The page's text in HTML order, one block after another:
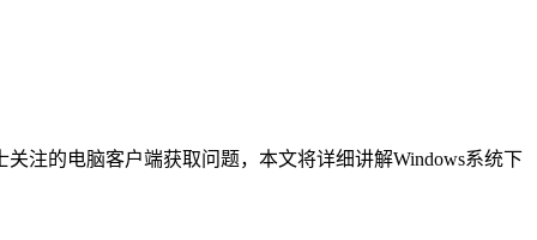
注的电脑客户端获取问题，本文将详细讲解Windows系统下